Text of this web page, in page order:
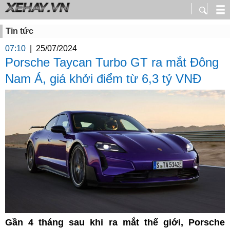
Tin tức
07:10
25/07/2024
Porsche Taycan Turbo GT ra mắt Đông
Nam Á, giá khởi điểm từ 6,3 tỷ VNĐ
Gần 4 tháng sau khi ra mắt thế giới, Porsche